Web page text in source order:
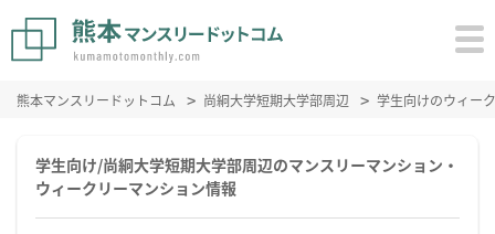
熊本マンスリードットコム 尚絅大学短期大学部周辺 学生向けのウィー
学生向け/尚絅大学短期大学部周辺のマンスリーマンション・
ウィークリーマンション情報